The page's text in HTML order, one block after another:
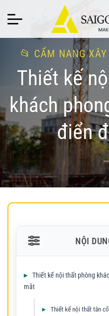
qua
CẨM NANG XÂY
Thiết kế
khách
điển
NỘI
Thiết kế nội thất phòng
mắt
Thiết kế nội thất tân